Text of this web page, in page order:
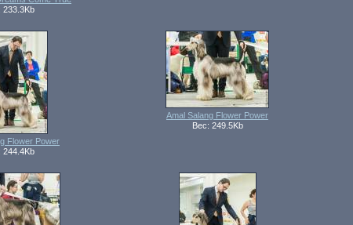
233.3Kb
Flower Power
244.4Kb
Amal Salang Flower Power
Вес: 249.5Kb